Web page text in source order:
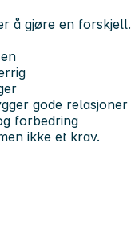
å gjøre en forskjell.
gode relasjoner
forbedring
ikke et krav.